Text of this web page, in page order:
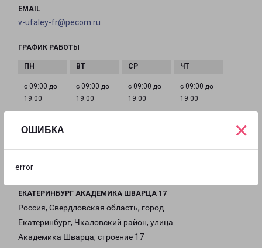
ОШИБКА
error
×
EMAIL
v-ufaley-fr@pecom.ru
ГРАФИК РАБОТЫ
с 09:00 до
19:00
с 09:00 до
19:00
с 09:00 до
19:00
с 09:00 до
19:00
19:00
16:00
ЕКАТЕРИНБУРГ АКАДЕМИКА ШВАРЦА 17
Россия, Свердловская область, город
Екатеринбург, Чкаловский район, улица
Академика Шварца, строение 17